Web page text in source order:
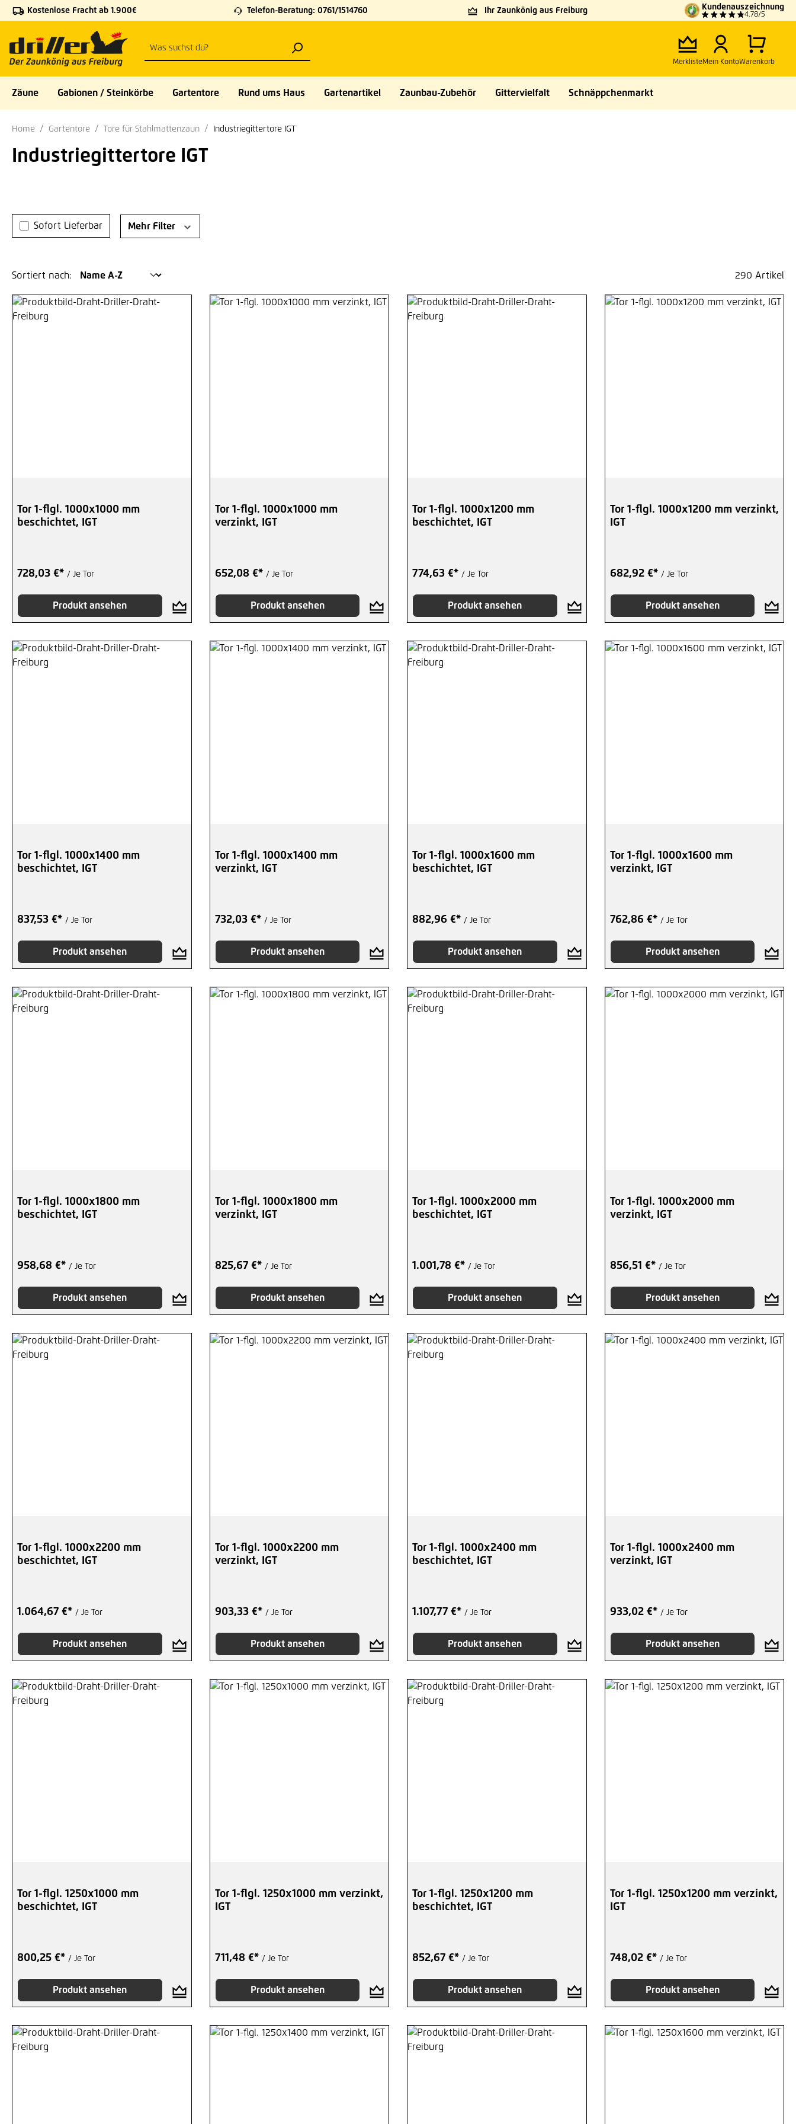
Hauptinhalt springen
Zur Suche springen
Zur Hauptnavigation springen
Kostenlose Fracht ab 1.900€ Telefon-Beratung: 0761/1514760 Ihr Zaunkönig aus Freiburg Kundenauszeichnung
4.78/5
MerklisteMein KontoWarenkorb
Zäune Gabionen / Steinkörbe Gartentore Rund ums Haus Gartenartikel Zaunbau-Zubehör Gittervielfalt Schnäppchenmarkt
Home Gartentore Tore für Stahlmattenzaun Industriegittertore IGT
Industriegittertore IGT
Sofort Lieferbar Mehr Filter
Sortiert nach: 290 Artikel
Tor 1-flgl. 1000x1000 mm
beschichtet, IGT
728,03 €* / Je Tor
Produkt ansehen
Tor 1-flgl. 1000x1000 mm
verzinkt, IGT
652,08 €* / Je Tor
Produkt ansehen
Tor 1-flgl. 1000x1200 mm
beschichtet, IGT
774,63 €* / Je Tor
Produkt ansehen
Tor 1-flgl. 1000x1200 mm verzinkt,
IGT
682,92 €* / Je Tor
Produkt ansehen
Tor 1-flgl. 1000x1400 mm
beschichtet, IGT
837,53 €* / Je Tor
Produkt ansehen
Tor 1-flgl. 1000x1400 mm
verzinkt, IGT
732,03 €* / Je Tor
Produkt ansehen
Tor 1-flgl. 1000x1600 mm
beschichtet, IGT
882,96 €* / Je Tor
Produkt ansehen
Tor 1-flgl. 1000x1600 mm
verzinkt, IGT
762,86 €* / Je Tor
Produkt ansehen
Tor 1-flgl. 1000x1800 mm
beschichtet, IGT
958,68 €* / Je Tor
Produkt ansehen
Tor 1-flgl. 1000x1800 mm
verzinkt, IGT
825,67 €* / Je Tor
Produkt ansehen
Tor 1-flgl. 1000x2000 mm
beschichtet, IGT
1.001,78 €* / Je Tor
Produkt ansehen
Tor 1-flgl. 1000x2000 mm
verzinkt, IGT
856,51 €* / Je Tor
Produkt ansehen
Tor 1-flgl. 1000x2200 mm
beschichtet, IGT
1.064,67 €* / Je Tor
Produkt ansehen
Tor 1-flgl. 1000x2200 mm
verzinkt, IGT
903,33 €* / Je Tor
Produkt ansehen
Tor 1-flgl. 1000x2400 mm
beschichtet, IGT
1.107,77 €* / Je Tor
Produkt ansehen
Tor 1-flgl. 1000x2400 mm
verzinkt, IGT
933,02 €* / Je Tor
Produkt ansehen
Tor 1-flgl. 1250x1000 mm
beschichtet, IGT
800,25 €* / Je Tor
Produkt ansehen
Tor 1-flgl. 1250x1000 mm verzinkt,
IGT
711,48 €* / Je Tor
Produkt ansehen
Tor 1-flgl. 1250x1200 mm
beschichtet, IGT
852,67 €* / Je Tor
Produkt ansehen
Tor 1-flgl. 1250x1200 mm verzinkt,
IGT
748,02 €* / Je Tor
Produkt ansehen